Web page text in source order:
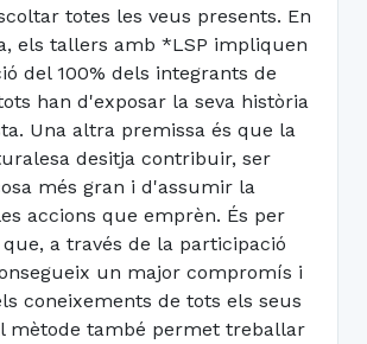
totes les veus presents. En
els tallers amb *LSP impliquen
del 100% dels integrants de
han d'exposar la seva història
Una altra premissa és que la
desitja contribuir, ser
més gran i d'assumir la
accions que emprèn. És per
a través de la participació
un major compromís i
coneixements de tots els seus
mètode també permet treballar